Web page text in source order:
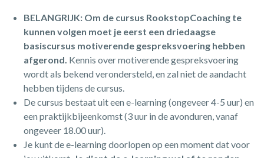
BELANGRIJK: Om de cursus RookstopCoaching te
kunnen volgen moet je eerst een driedaagse
basiscursus motiverende gespreksvoering hebben
afgerond. Kennis over motiverende gespreksvoering
wordt als bekend verondersteld, en zal niet de aandacht
hebben tijdens de cursus.
De cursus bestaat uit een e-learning (ongeveer 4-5 uur) en
een praktijkbijeenkomst (3 uur in de avonduren, vanaf
ongeveer 18.00 uur).
Je kunt de e-learning doorlopen op een moment dat voor